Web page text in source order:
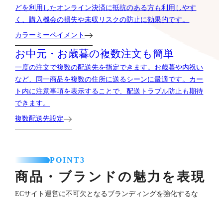
どを利用したオンライン決済に抵抗のある方も利用しやす
く、購入機会の損失や未収リスクの防止に効果的です。
カラーミーペイメント
お中元・お歳暮の複数注文も簡単
一度の注文で複数の配送先を指定できます。お歳暮や内祝い
など、同一商品を複数の住所に送るシーンに最適です。カー
ト内に注意事項を表示することで、配送トラブル防止も期待
できます。
複数配送先設定
POINT3
商品・ブランドの魅力を表現
ECサイト運営に不可欠となるブランディングを強化するな